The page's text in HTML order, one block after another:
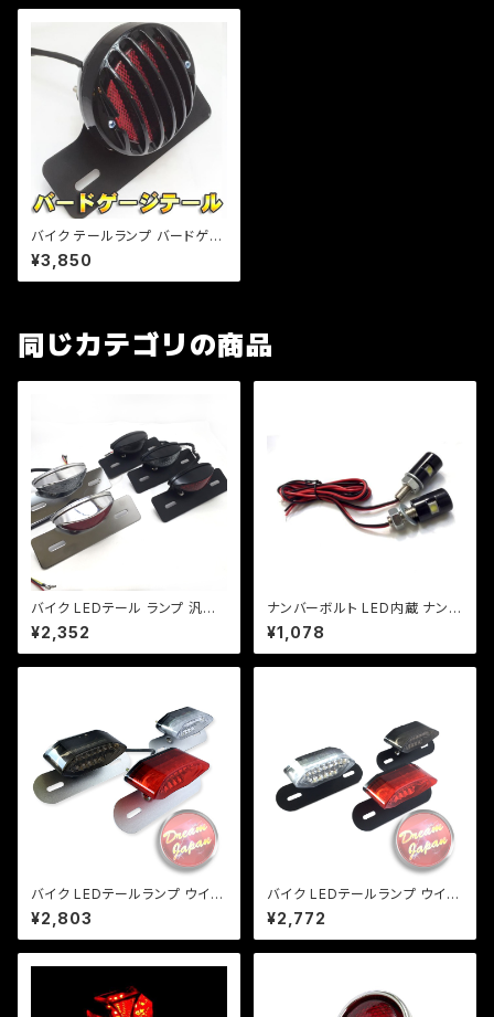
バイク テールランプ バードゲー
ジ テール 汎用 メッキ （ブラッ
ク） ライト直径100㎜ アメリカン
カスタム ハーレー ドラスタ マグ
¥3,850
同じカテゴリの商品
バイク LEDテール ランプ 汎用
ナンバー灯付 ミニタイプ 【ブラッ
ク】カスタム テール エイプ モン
キー SR マグナ FTR 【レンジ
¥2,352
ナンバーボルト LED内蔵 ナンバ
ー灯/2個セット【ブラック】 ＬＥＤ
爆光/1W/車検/原付/ネイキッド/
アメリカン/汎用/【クリックポスト
¥1,078
バイク LEDテールランプ ウイン
カー 一体型テール ルーカステ
ール【レンズ色選択】 / 汎用 ル
ーカス CB XJ SR TW
¥2,803
バイク LEDテールランプ ウイン
カー 一体型テール【レンズ色選
択】 汎用 ルーカス CB XJ SR
TW
¥2,772